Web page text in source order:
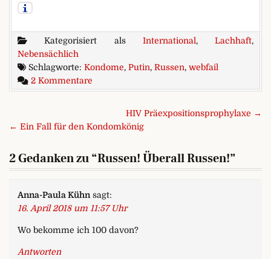
Kategorisiert als International, Lachhaft,
Nebensächlich
Schlagworte: Kondome, Putin, Russen, webfail
2 Kommentare
BeitragsnavigationHIV Präexpositionsprophylaxe →
← Ein Fall für den Kondomkönig
2 Gedanken zu “Russen! Überall Russen!”
Anna-Paula Kühn sagt:
16. April 2018 um 11:57 Uhr
Wo bekomme ich 100 davon?
Antworten